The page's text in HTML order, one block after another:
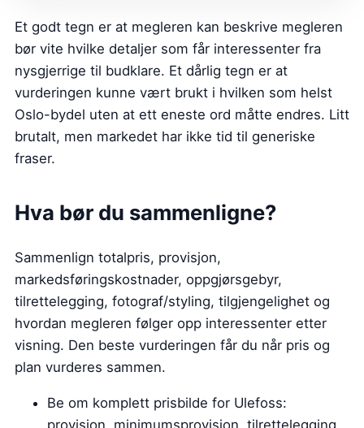
Et godt tegn er at megleren kan beskrive megleren
bør vite hvilke detaljer som får interessenter fra
nysgjerrige til budklare. Et dårlig tegn er at
vurderingen kunne vært brukt i hvilken som helst
Oslo-bydel uten at ett eneste ord måtte endres. Litt
brutalt, men markedet har ikke tid til generiske
fraser.
Hva bør du sammenligne?
Sammenlign totalpris, provisjon,
markedsføringskostnader, oppgjørsgebyr,
tilrettelegging, fotograf/styling, tilgjengelighet og
hvordan megleren følger opp interessenter etter
visning. Den beste vurderingen får du når pris og
plan vurderes sammen.
Be om komplett prisbilde for Ulefoss: